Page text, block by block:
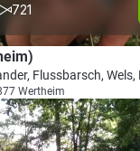
721
Flussbarsch, Wels,
Wertheim